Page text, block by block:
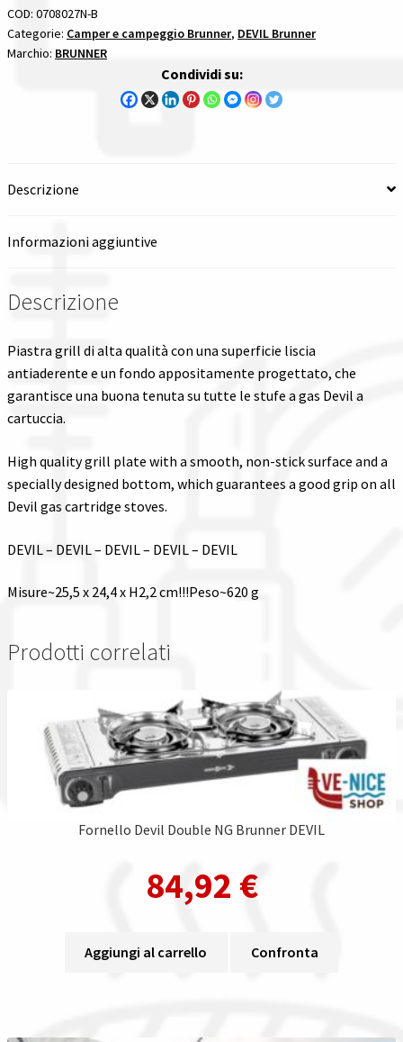
Riepilogo ordine
Il mio account
quantità
COD: 0708027N-B
Categorie: Camper e campeggio Brunner, DEVIL Brunner
Marchio: BRUNNER
Condividi su:
Descrizione
Informazioni aggiuntive
Descrizione
Piastra grill di alta qualità con una superficie liscia
antiaderente e un fondo appositamente progettato, che
garantisce una buona tenuta su tutte le stufe a gas Devil a
cartuccia.
High quality grill plate with a smooth, non-stick surface and a
specially designed bottom, which guarantees a good grip on all
Devil gas cartridge stoves.
DEVIL – DEVIL – DEVIL – DEVIL – DEVIL
Misure~25,5 x 24,4 x H2,2 cm!!!Peso~620 g
Prodotti correlati
Fornello Devil Double NG Brunner DEVIL
84,92 €
Aggiungi al carrello Confronta